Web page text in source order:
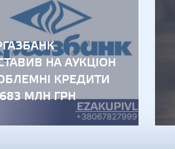
НА АУКЦІОН
КРЕДИТИ
МЛН ГРН